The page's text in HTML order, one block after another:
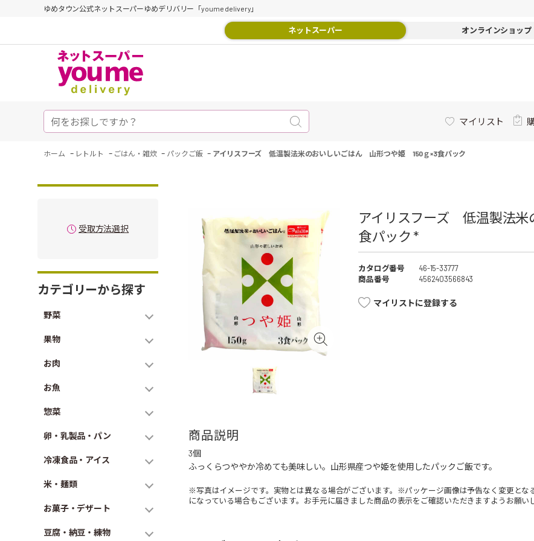
ゆめタウン公式ネットスーパーゆめデリバリー「youme delivery」
ネットスーパー オンラインショップ
マイリスト
ホーム - レトルト - ごはん・雑炊 - パックご飯 - アイリスフーズ 低温製法米のおいしいごはん 山形つや姫 150ｇ×3食パック
受取方法選択
カテゴリーから探す
野菜
果物
お肉
お魚
惣菜
卵・乳製品・パン
冷凍食品・アイス
米・麺類
お菓子・デザート
豆腐・納豆・練物
アイリスフーズ 低温製法
食パック *
カタログ番号
46-15-33777
商品番号
4562403566843
マイリストに登録する
商品説明
3個
ふっくらつややか冷めても美味しい。山形県産つや姫を使用したパックご飯です。
※写真はイメージです。実物とは異なる場合がございます。※パッケージ画像は予告なく変更と
になっている場合もございます。お手元に届きました商品の表示をご確認いただきますようお願い